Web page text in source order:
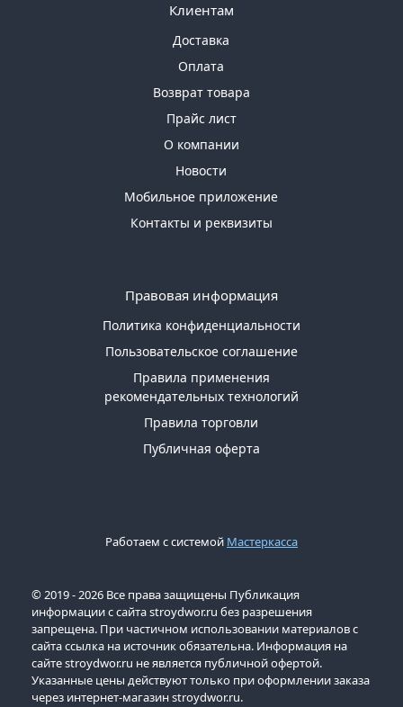
Клиентам
Доставка
Оплата
Возврат товара
Прайс лист
О компании
Новости
Мобильное приложение
Контакты и реквизиты
Правовая информация
Политика конфиденциальности
Пользовательское соглашение
Правила применения
рекомендательных технологий
Правила торговли
Публичная оферта
Работаем с системой Мастеркасса
© 2019 - 2026 Все права защищены Публикация
информации с сайта stroydwor.ru без разрешения
запрещена. При частичном использовании материалов с
сайта ссылка на источник обязательна. Информация на
сайте stroydwor.ru не является публичной офертой.
Указанные цены действуют только при оформлении заказа
через интернет-магазин stroydwor.ru.